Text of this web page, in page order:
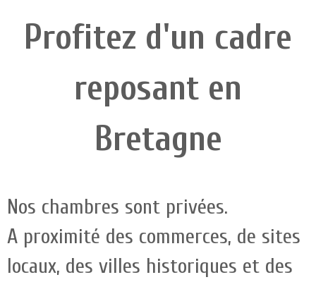
Profitez d'un cadre
reposant en
Bretagne
Nos chambres sont privées.
A proximité des commerces, de sites
locaux, des villes historiques et des